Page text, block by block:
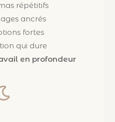
répétitifs
ancrés
fortes
qui dure
en profondeur